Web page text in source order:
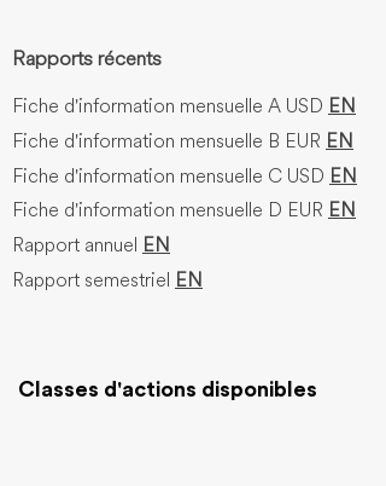
Rapports récents
Fiche d'information mensuelle A USD EN
Fiche d'information mensuelle B EUR EN
Fiche d'information mensuelle C USD EN
Fiche d'information mensuelle D EUR EN
Rapport annuel
EN
Rapport semestriel
EN
Classes d'actions disponibles